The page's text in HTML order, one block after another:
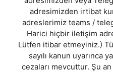
adresimizden irtibat
adreslerimiz teams /
Harici hiçbir iletişim
Lütfen itibar etmeyiniz.)
sayılı kanun uyarınca
cezaları mevcuttur. Şu